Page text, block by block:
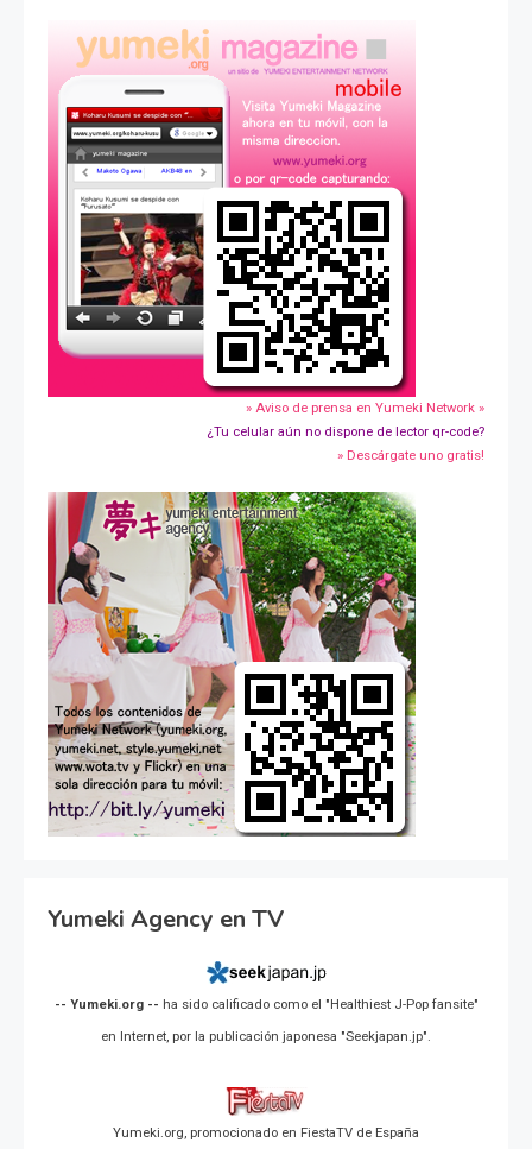
» Aviso de prensa en Yumeki Network »
¿Tu celular aún no dispone de lector qr-code?
» Descárgate uno gratis!
Yumeki Agency en TV
-- Yumeki.org -- ha sido calificado como el "Healthiest J-Pop fansite"
en Internet, por la publicación japonesa "Seekjapan.jp".
Yumeki.org, promocionado en FiestaTV de España